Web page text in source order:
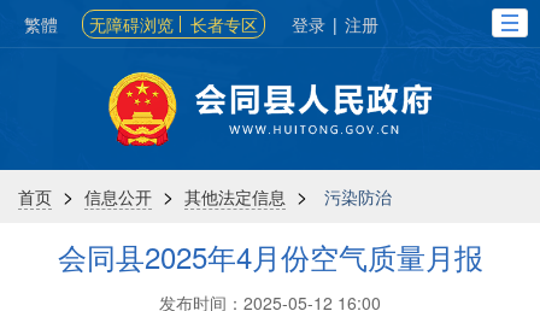
繁體 无障碍浏览 长者专区 登录 | 注册
首页 > 信息公开 > 其他法定信息 > 污染防治
会同县2025年4月份空气质量月报
发布时间：2025-05-12 16:00